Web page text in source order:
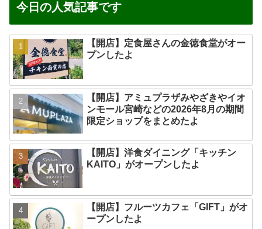
今日の人気記事です
【開店】定食屋さんの金徳食堂がオー
プンしたよ
【開店】アミュプラザみやざきやイオ
ンモール宮崎などの2026年8月の期間
限定ショップをまとめたよ
【開店】洋食ダイニング「キッチン
KAITO」がオープンしたよ
【開店】フルーツカフェ「GIFT」がオ
ープンしたよ